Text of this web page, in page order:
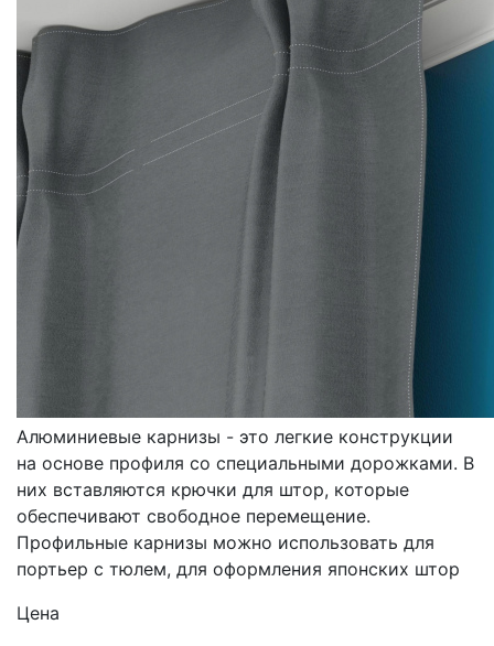
Алюминиевые карнизы - это легкие конструкции
на основе профиля со специальными дорожками. В
них вставляются крючки для штор, которые
обеспечивают свободное перемещение.
Профильные карнизы можно использовать для
портьер с тюлем, для оформления японских штор
Цена